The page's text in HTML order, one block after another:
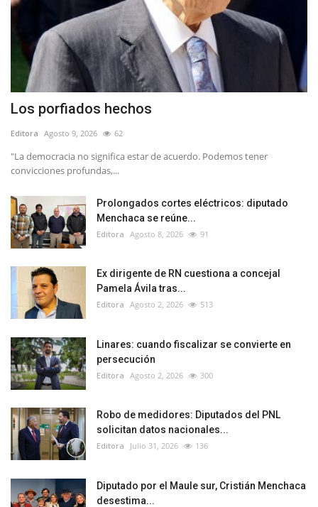
Los porfiados hechos
Editora Agosto 9, 2026 62
"La democracia no significa estar de acuerdo. Podemos tener
convicciones profundas,...
Prolongados cortes eléctricos: diputado
Menchaca se reúne...
Editora Agosto 8, 2026 91
Ex dirigente de RN cuestiona a concejal
Pamela Ávila tras...
Editora Agosto 2, 2026 513
Linares: cuando fiscalizar se convierte en
persecución
Editora Agosto 2, 2026 300
Robo de medidores: Diputados del PNL
solicitan datos nacionales...
Editora Julio 31, 2026 136
Diputado por el Maule sur, Cristián Menchaca
desestima...